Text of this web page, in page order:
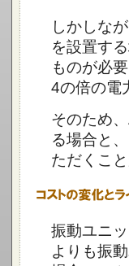
しかしな
を設置す
ものが必
4の倍の電
そのため
る場合と
ただくこ
振動ユニ
よりも振